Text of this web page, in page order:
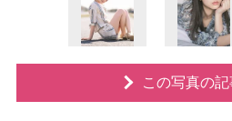
この写真の